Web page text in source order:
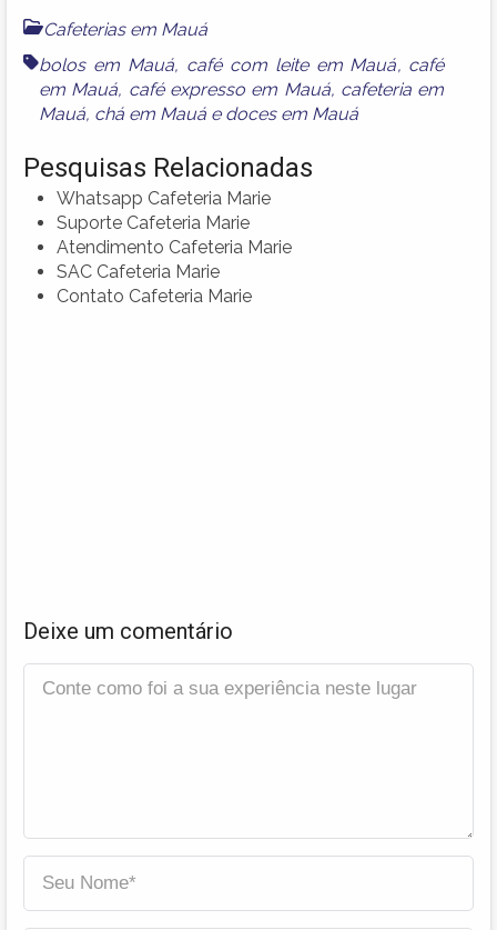
Cafeterias em Mauá
bolos em Mauá, café com leite em Mauá, café
em Mauá, café expresso em Mauá, cafeteria em
Mauá, chá em Mauá e doces em Mauá
Pesquisas Relacionadas
Whatsapp Cafeteria Marie
Suporte Cafeteria Marie
Atendimento Cafeteria Marie
SAC Cafeteria Marie
Contato Cafeteria Marie
Deixe um comentário